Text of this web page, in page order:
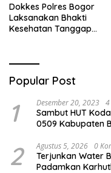
Dokkes Polres Bogor
Laksanakan Bhakti
Kesehatan Tanggap
Popular Post
1 Desember 20, 2023
Sambut HUT
0509 Kabupaten
2 Agustus 5, 2026 0
Terjunkan Water
Padamkan